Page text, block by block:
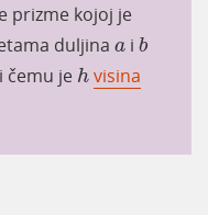
prizme kojoj je
duljina a
a i b
b
čemu je h
h visina